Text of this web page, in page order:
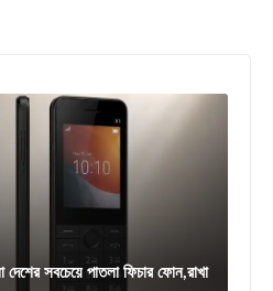
সবচেয়ে পাতলা ফিচার ফোন,রাখা